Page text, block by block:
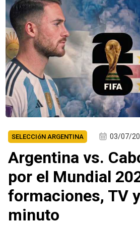
SELECCIóN ARGENTINA 03/07/
Argentina vs.
por el Mundial
formaciones, TV
minuto